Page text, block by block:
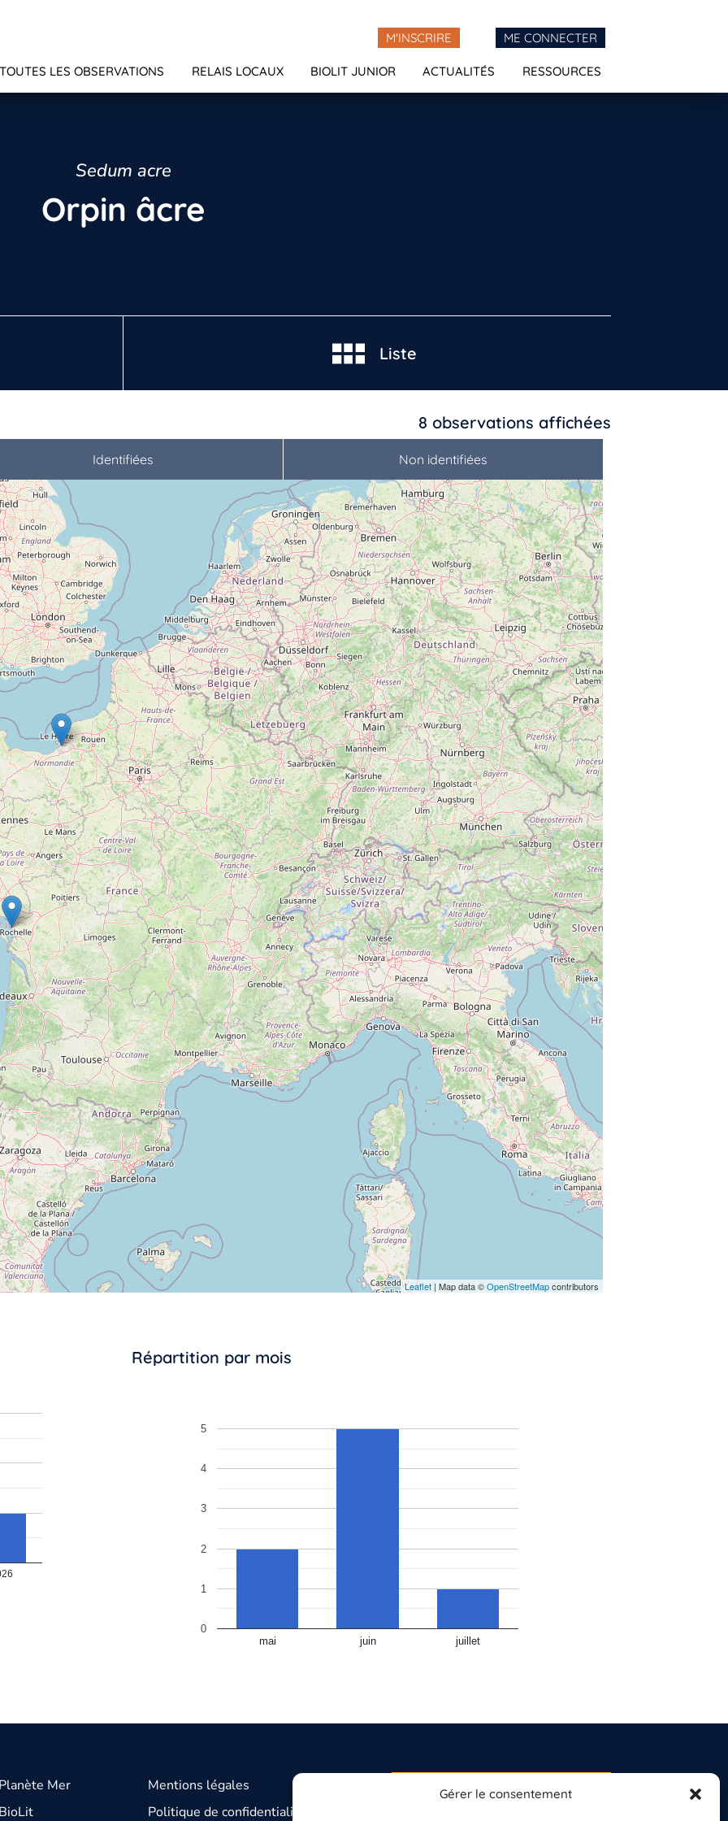
Gérer le consentement
M'INSCRIRE ME CONNECTER
TOUTES LES OBSERVATIONS RELAIS LOCAUX BIOLIT JUNIOR ACTUALITÉS RESSOURCES
Sedum acre
Orpin âcre
Liste
8 observations affichées
Identifiées Non identifiées
Leaflet | Map data ©OpenStreetMapcontributors
Répartition par mois
mai juin juillet
0
1
2
3
4
5
Mer
Mentions légales
Politique de confidentialité
S'INSCRIRE À LA